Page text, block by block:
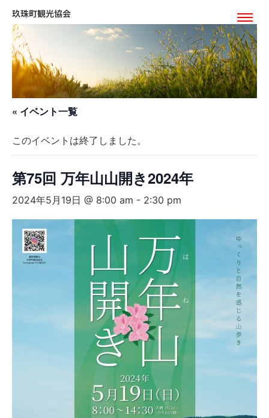
玖珠町観光協会
« イベント一覧
このイベントは終了しました。
第75回 万年山山開き2024年
2024年5月19日 @ 8:00 am - 2:30 pm